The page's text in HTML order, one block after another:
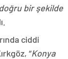
bir şekilde
ciddi
“Konya